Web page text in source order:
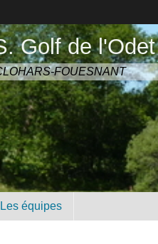
Golf de l'Odet
FOUESNANT
Les équipes